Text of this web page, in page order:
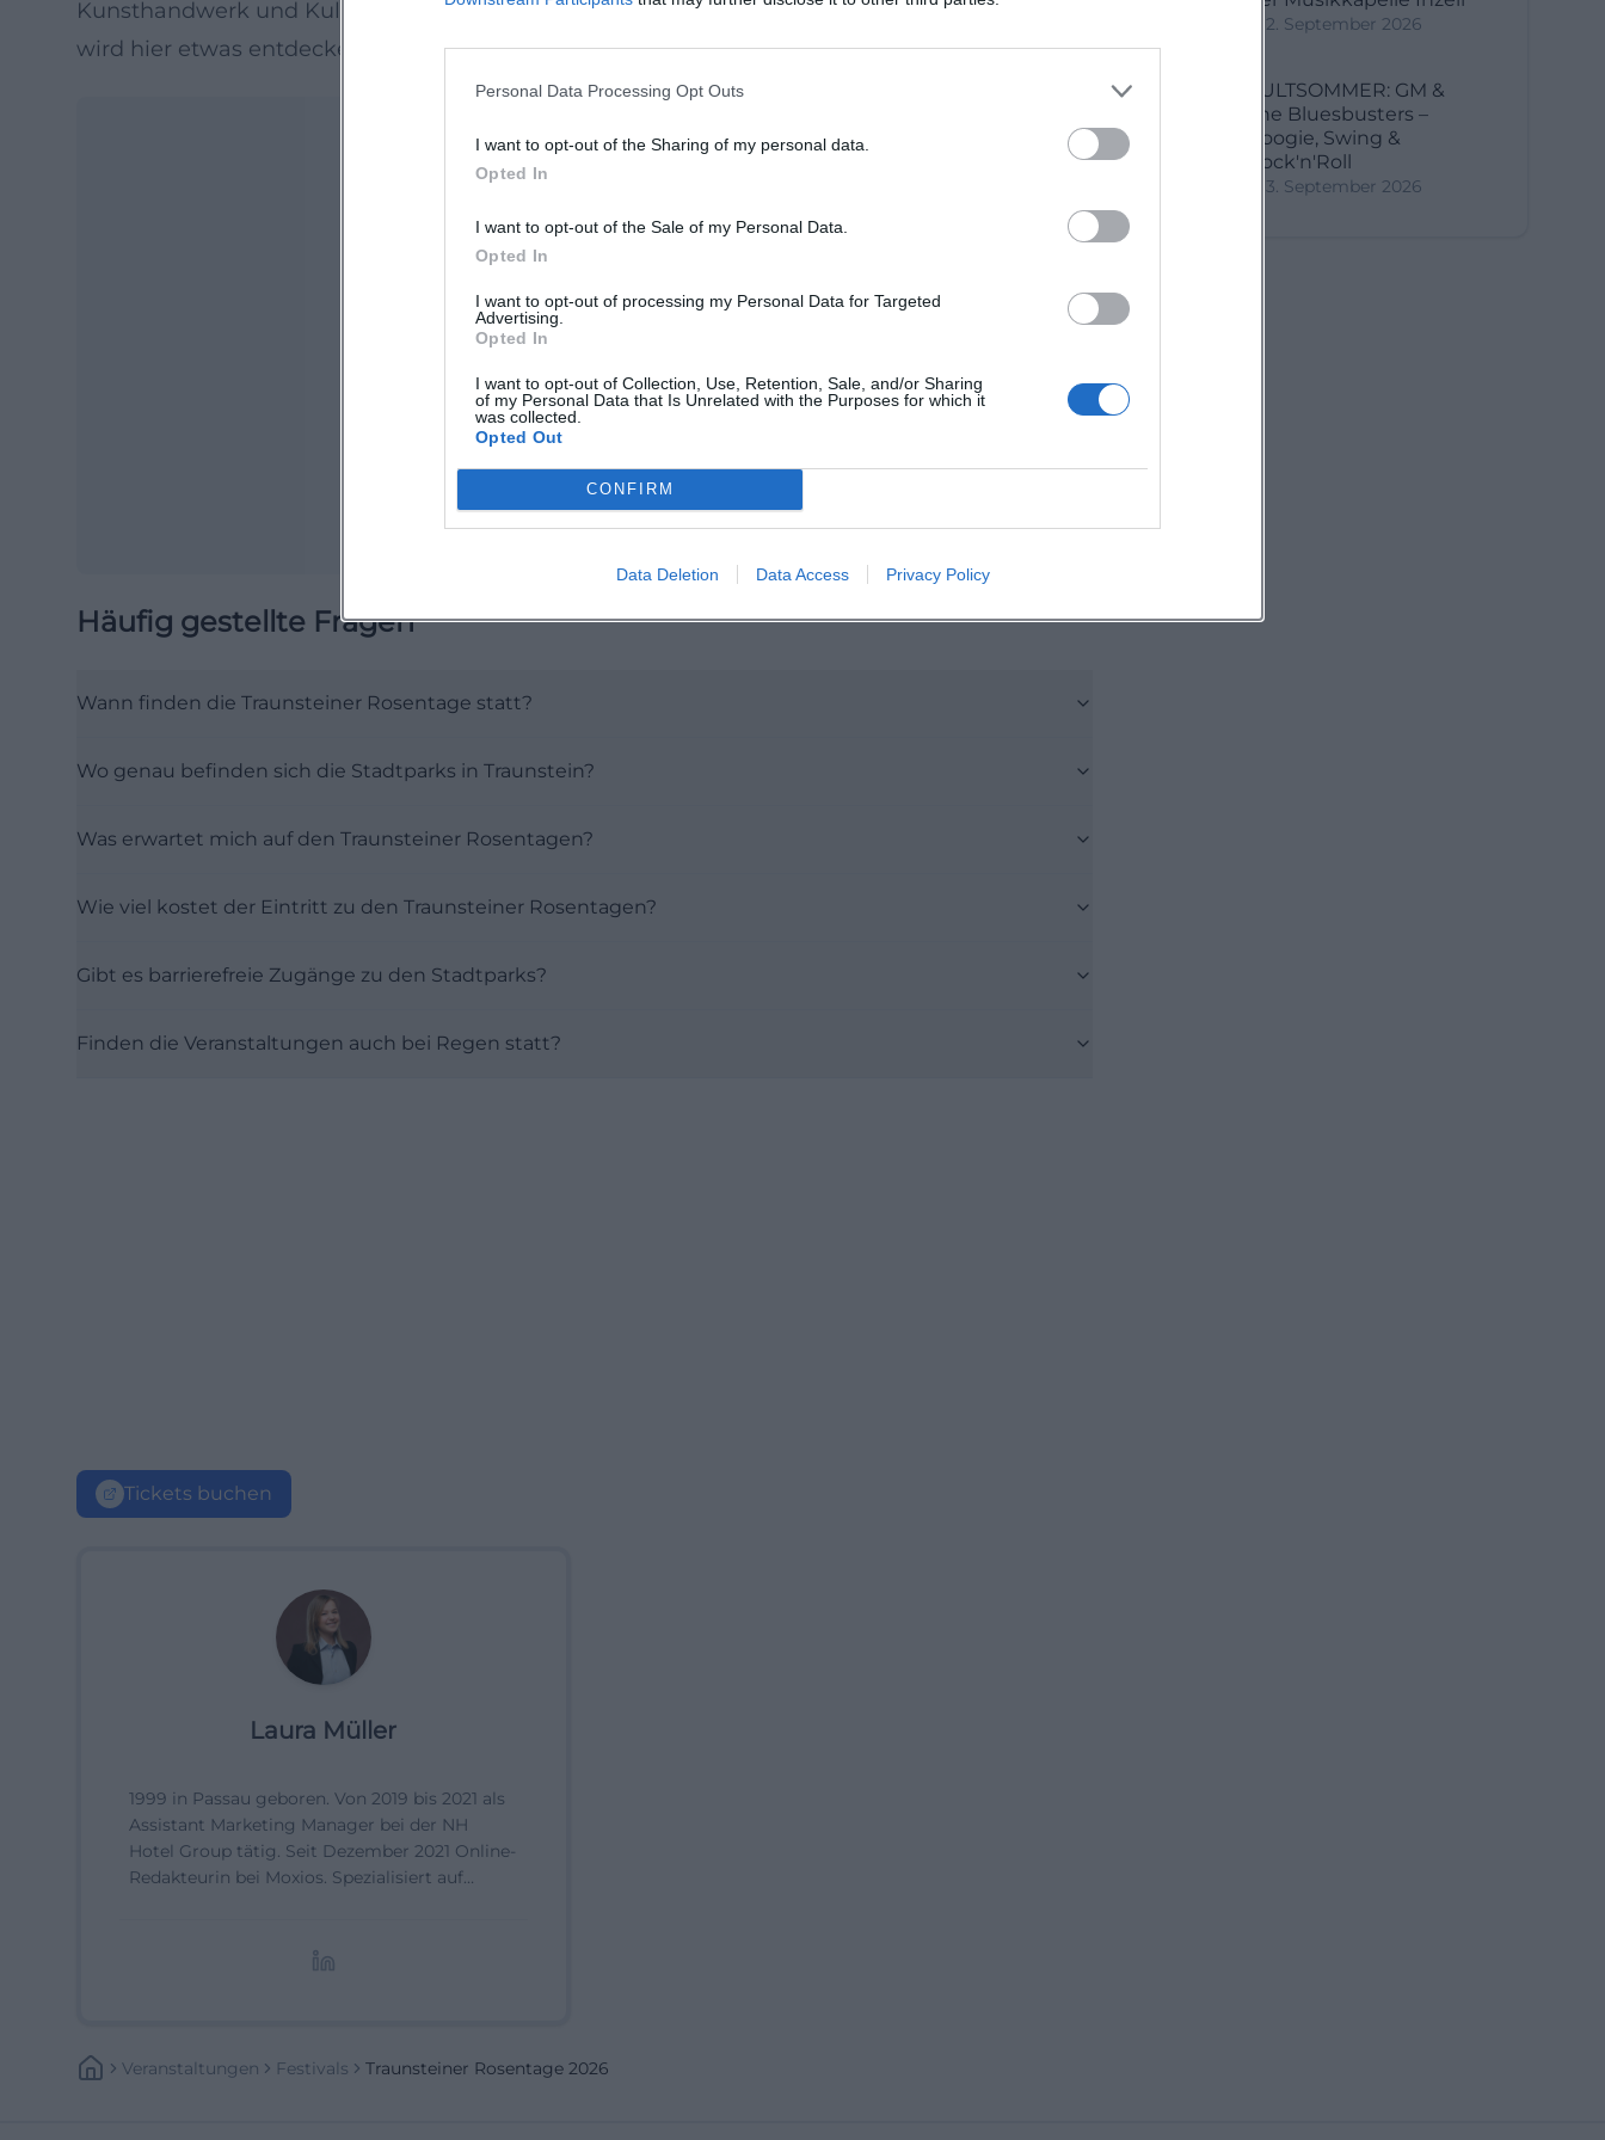
Personal Data Processing Opt Outs
I want to opt-out of the Sharing of my personal data.
Opted In
I want to opt-out of the Sale of my Personal Data.
Opted In
I want to opt-out of processing my Personal Data for Targeted
Advertising.
Opted In
I want to opt-out of Collection, Use, Retention, Sale, and/or Sharing
of my Personal Data that Is Unrelated with the Purposes for which it
was collected.
Opted Out
CONFIRM
Data Deletion Data Access Privacy Policy
Kunsthandwerk und Kulinarik ist für die ganze Familie etwas dabei. Ob jung oder alt, jeder
wird hier etwas entdecken, das er in vollen Zügen genießen kann.
Map unavailable
Open in Google Maps
Häufig gestellte Fragen
Wann finden die Traunsteiner Rosentage statt?
Wo genau befinden sich die Stadtparks in Traunstein?
Was erwartet mich auf den Traunsteiner Rosentagen?
Wie viel kostet der Eintritt zu den Traunsteiner Rosentagen?
Gibt es barrierefreie Zugänge zu den Stadtparks?
Finden die Veranstaltungen auch bei Regen statt?
Tickets buchen
Laura Müller
1999 in Passau geboren. Von 2019 bis 2021 als
Assistant Marketing Manager bei der NH
Hotel Group tätig. Seit Dezember 2021 Online-
Redakteurin bei Moxios. Spezialisiert auf
2. September 2026
KULTSOMMER: GM &
The Bluesbusters –
Boogie, Swing &
Rock'n'Roll
3. September 2026
Veranstaltungen Festivals Traunsteiner Rosentage 2026